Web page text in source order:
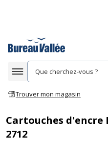
Afficher la navigation
Trouver mon magasin
Cartouches d'encre
2712